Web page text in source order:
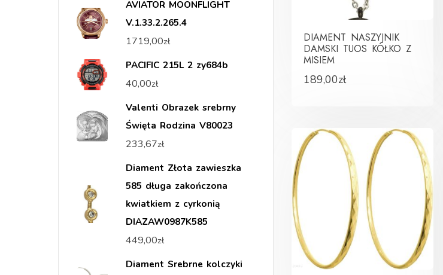
DIAMENT NASZYJNIK
DAMSKI TUOS KÓŁKO Z
MISIEM
189,00zł
AVIATOR MOONFLIGHT
V.1.33.2.265.4
1719,00zł
PACIFIC 215L 2 zy684b
40,00zł
Valenti Obrazek srebrny
Święta Rodzina V80023
233,67zł
Diament Złota zawieszka
585 długa zakończona
kwiatkiem z cyrkonią
DIAZAW0987K585
449,00zł
Diament Srebrne kolczyki